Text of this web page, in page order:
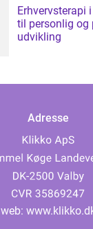
Erhvervsterapi
til personlig og
udvikling
Adresse
web: